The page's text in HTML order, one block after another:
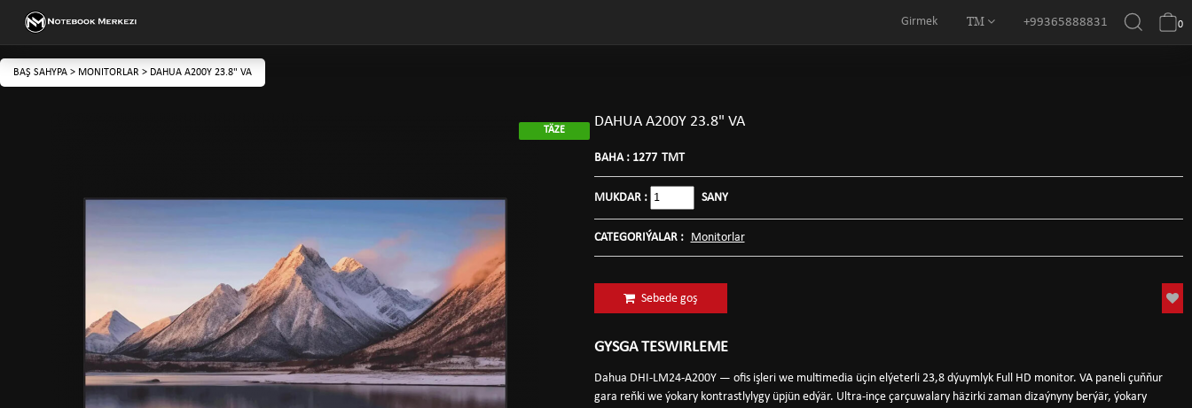
Girmek TM +99365888831 0
BAŞ SAHYPA > MONITORLAR > DAHUA A200Y 23.8" VA
TÄZE DAHUA A200Y 23.8" VA
BAHA : 1277 TMT
MUKDAR : SANY
CATEGORIÝALAR : Monitorlar
Sebede goş
GYSGA TESWIRLEME
Dahua DHI-LM24-A200Y — ofis işleri we multimedia üçin elýeterli 23,8 dýuymlyk Full HD monitor. VA paneli çuňňur
gara reňki we ýokary kontrastlylygy üpjün edýär. Ultra-inçe çarçuwalary häzirki zaman dizaýnyny berýär, ýokary